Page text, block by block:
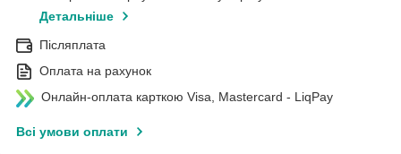
Детальніше
Післяплата
Оплата на рахунок
Онлайн-оплата карткою Visa, Mastercard - LiqPay
Всі умови оплати